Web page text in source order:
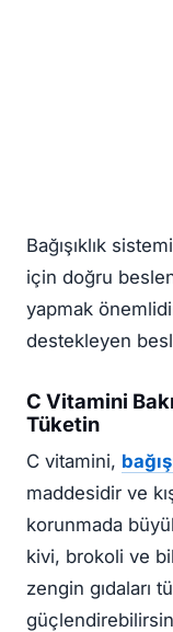
Bağışıklık
için doğru
yapmak
destekleyen
C Vitamini
Tüketin
C vitamini,
maddesidir ve
korunmada
kivi, brokoli ve
zengin gıdaları